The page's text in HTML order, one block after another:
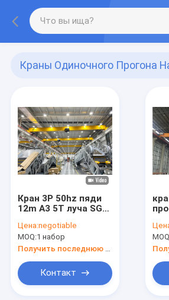
Краны Одиночного Прогона
Кран 3P 50hz пяди
12m A3 5T луча SGS
надземный
Цена:negotiable
MOQ:1 набор
Контакт